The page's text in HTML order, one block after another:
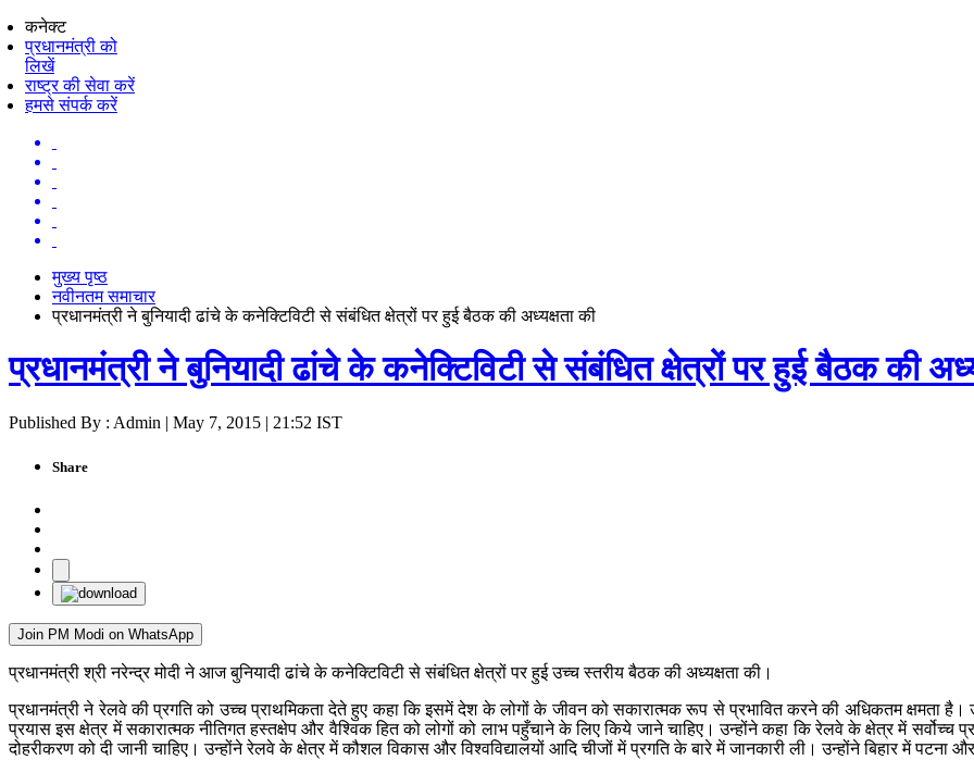
कनेक्ट
प्रधानमंत्री को
लिखें
राष्ट्र की सेवा करें
हमसे संपर्क करें
मुख्य पृष्ठ
नवीनतम समाचार
प्रधानमंत्री ने बुनियादी ढांचे के कनेक्टिविटी से संबंधित क्षेत्रों पर हुई बैठक की अध्यक्षता की
प्रधानमंत्री ने बुनियादी ढांचे के कनेक्टिविटी से संबंधित क्षेत्रों पर हुई बैठक की
Published By : Admin | May 7, 2015 | 21:52 IST
Share
Join PM Modi on WhatsApp
प्रधानमंत्री श्री नरेन्द्र मोदी ने आज बुनियादी ढांचे के कनेक्टिविटी से संबंधित क्षेत्रों पर हुई उच्च स्तरीय बैठक की अध्यक्षता की।
प्रधानमंत्री ने रेलवे की प्रगति को उच्च प्राथमिकता देते हुए कहा कि इसमें देश के लोगों के जीवन को सकारात्मक रूप से प्रभावित करने की अधिकतम क्षमता है।
प्रयास इस क्षेत्र में सकारात्मक नीतिगत हस्तक्षेप और वैश्विक हित को लोगों को लाभ पहुँचाने के लिए किये जाने चाहिए। उन्होंने कहा कि रेलवे के क्षेत्र में
दोहरीकरण को दी जानी चाहिए। उन्होंने रेलवे के क्षेत्र में कौशल विकास और विश्वविद्यालयों आदि चीजों में प्रगति के बारे में जानकारी ली। उन्होंने बिहार में पटना